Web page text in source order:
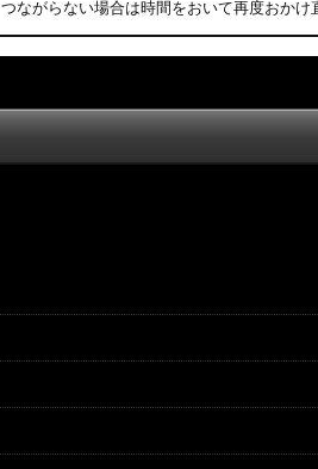
つながらない場合は時間をおいて再度おかけ